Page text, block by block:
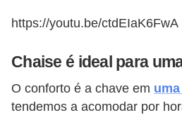
https://youtu.be/ctdEIaK6FwA
Chaise é ideal para
O conforto é a chave em
tendemos a acomodar por